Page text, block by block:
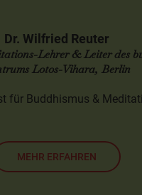
Dr. Wilfried Reuter
Lehrer & Leiter des
Lotos-Vihara, Berlin
für Buddhismus &
MEHR ERFAHREN